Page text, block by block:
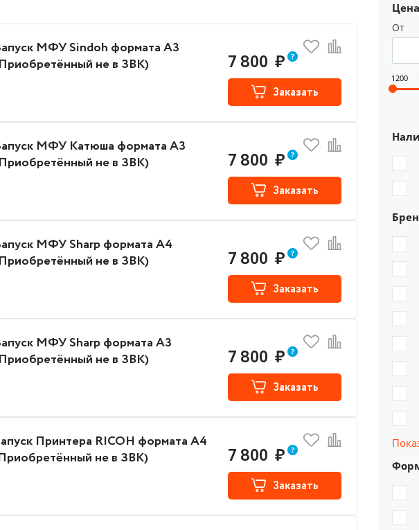
Ремонт оргтехники OKI Ремонт оргтехники ROWE
Ремонт оргтехники XEROX
МФУ Sindoh формата А3
не в ЗВК)
7 800 ₽
Заказать
МФУ Катюша формата А3
не в ЗВК)
7 800 ₽
Заказать
МФУ Sharp формата А4
не в ЗВК)
7 800 ₽
Заказать
МФУ Sharp формата А3
не в ЗВК)
7 800 ₽
Заказать
Принтера RICOH формата A4
не в ЗВК)
7 800 ₽
Заказать
От
1200